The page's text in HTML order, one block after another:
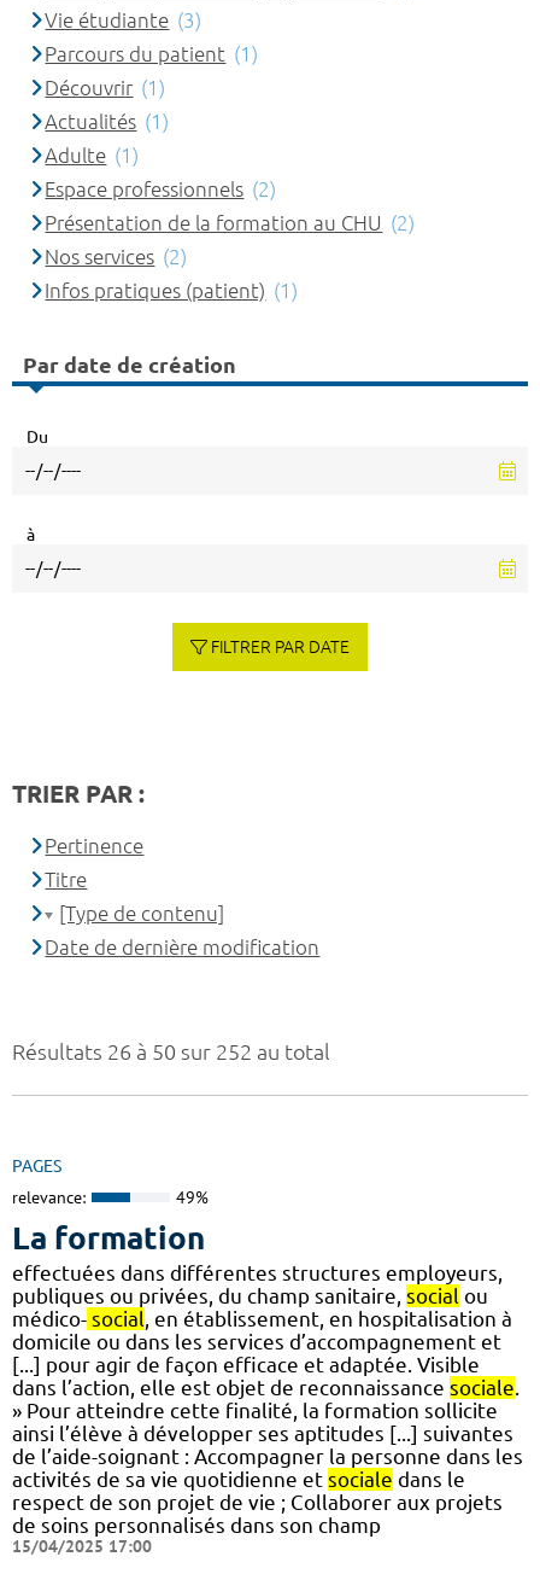
Résultats 26 à 50 sur 252 au total
PAGES
relevance: 49%
La formation
effectuées dans différentes structures employeurs,
publiques ou privées, du champ sanitaire, social ou
médico- social, en établissement, en hospitalisation à
domicile ou dans les services d’accompagnement et
[...] pour agir de façon efficace et adaptée. Visible
dans l’action, elle est objet de reconnaissance sociale.
» Pour atteindre cette finalité, la formation sollicite
ainsi l’élève à développer ses aptitudes [...] suivantes
de l’aide-soignant : Accompagner la personne dans les
activités de sa vie quotidienne et sociale dans le
respect de son projet de vie ; Collaborer aux projets
de soins personnalisés dans son champ
15/04/2025 17:00
Vie étudiante (3)
Parcours du patient (1)
Découvrir (1)
Actualités (1)
Adulte (1)
Espace professionnels (2)
Présentation de la formation au CHU (2)
Nos services (2)
Infos pratiques (patient) (1)
Par date de création
Du
à
FILTRER PAR DATE
TRIER PAR :
Pertinence
Titre
[Type de contenu]
Date de dernière modification